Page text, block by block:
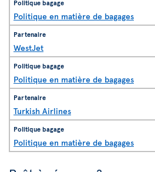
Politique en matière de bagages
WestJet
Politique en matière de bagages
Turkish Airlines
Politique en matière de bagages